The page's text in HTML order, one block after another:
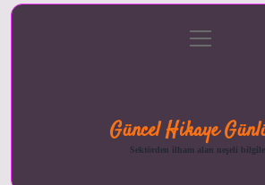
menüyü
aç
Güncel Hikaye
Sektörden ilham alan neşeli